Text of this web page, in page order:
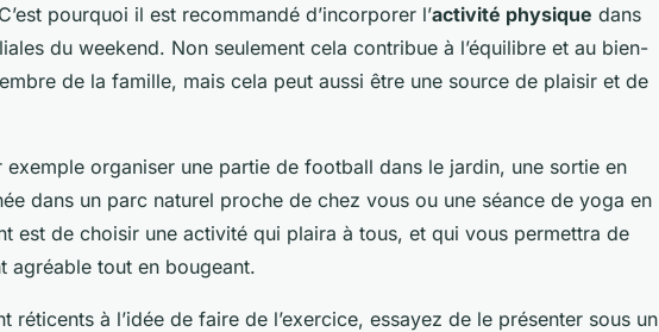
pourquoi il est recommandé d’incorporer l’activité physique dans
du weekend. Non seulement cela contribue à l’équilibre et au bien-
de la famille, mais cela peut aussi être une source de plaisir et de
exemple organiser une partie de football dans le jardin, une sortie en
dans un parc naturel proche de chez vous ou une séance de yoga en
est de choisir une activité qui plaira à tous, et qui vous permettra de
agréable tout en bougeant.
réticents à l’idée de faire de l’exercice, essayez de le présenter sous un